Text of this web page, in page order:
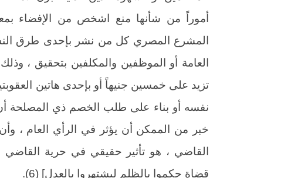
المشرع المصري كل من نشر بإحدى طرق النشر
نفسه أو بناء على طلب الخصم ذي المصلحة
خبر من الممكن أن يؤثر في الرأي العام ،
القاضي ، هو تأثير حقيقي في حرية
قضاة حكموا بالظلم ليشتهروا بالعدل] (6).